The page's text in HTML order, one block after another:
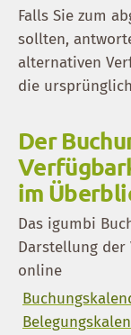
Falls Sie zum
sollten,
alternativen
die
Der
im
Das igumbi
Darstellung
online